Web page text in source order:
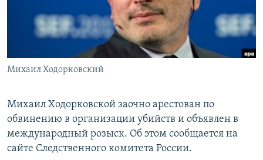
КРЫМ.НЕПОКОРЕННЫЙ
УКРАИНСКАЯ ПРОБЛЕМА КРЫМА
Михаил Ходорковский
Михаил Ходорковской заочно арестован по
обвинению в организации убийств и объявлен в
международный розыск. Об этом сообщается на
сайте Следственного комитета России.